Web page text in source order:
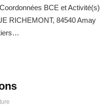
BCE et Activité(s)
RICHEMONT, 84540 Amay